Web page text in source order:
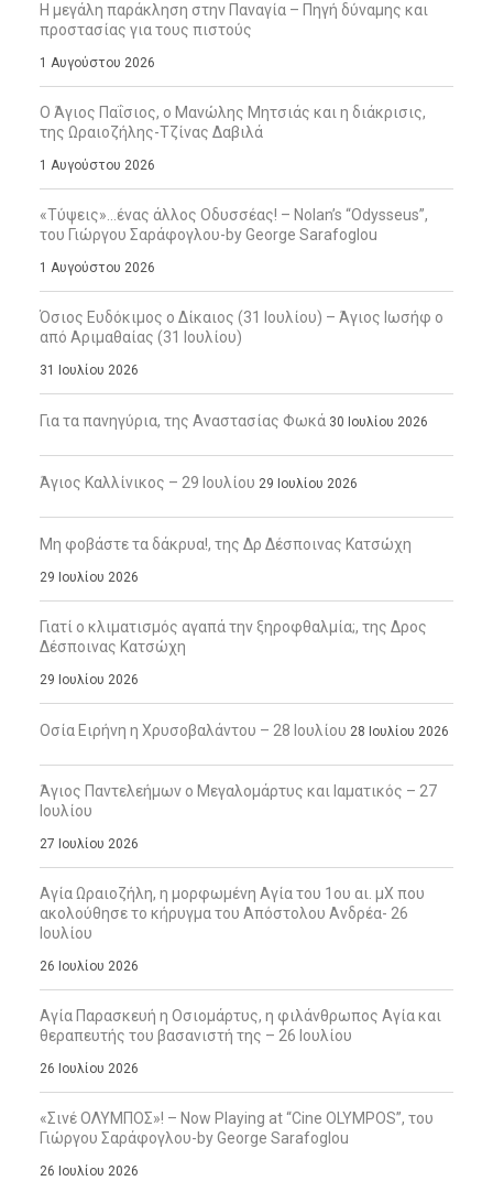
Η μεγάλη παράκληση στην Παναγία – Πηγή δύναμης και
προστασίας για τους πιστούς
1 Αυγούστου 2026
Ο Άγιος Παΐσιος, ο Μανώλης Μητσιάς και η διάκρισις,
της Ωραιοζήλης-Τζίνας Δαβιλά
1 Αυγούστου 2026
«Τύψεις»…ένας άλλος Οδυσσέας! – Nolan’s “Odysseus”,
του Γιώργου Σαράφογλου-by George Sarafoglou
1 Αυγούστου 2026
Όσιος Ευδόκιμος ο Δίκαιος (31 Ιουλίου) – Άγιος Ιωσήφ ο
από Αριμαθαίας (31 Ιουλίου)
31 Ιουλίου 2026
Για τα πανηγύρια, της Αναστασίας Φωκά 30 Ιουλίου 2026
Άγιος Καλλίνικος – 29 Ιουλίου 29 Ιουλίου 2026
Μη φοβάστε τα δάκρυα!, της Δρ Δέσποινας Κατσώχη
29 Ιουλίου 2026
Γιατί ο κλιματισμός αγαπά την ξηροφθαλμία;, της Δρος
Δέσποινας Κατσώχη
29 Ιουλίου 2026
Οσία Ειρήνη η Χρυσοβαλάντου – 28 Ιουλίου 28 Ιουλίου 2026
Άγιος Παντελεήμων ο Μεγαλομάρτυς και Ιαματικός – 27
Ιουλίου
27 Ιουλίου 2026
Αγία Ωραιοζήλη, η μορφωμένη Αγία του 1ου αι. μΧ που
ακολούθησε το κήρυγμα του Απόστολου Ανδρέα- 26
Ιουλίου
26 Ιουλίου 2026
Αγία Παρασκευή η Οσιομάρτυς, η φιλάνθρωπος Αγία και
θεραπευτής του βασανιστή της – 26 Ιουλίου
26 Ιουλίου 2026
«Σινέ ΟΛΥΜΠΟΣ»! – Now Playing at “Cine OLYMPOS”, του
Γιώργου Σαράφογλου-by George Sarafoglou
26 Ιουλίου 2026